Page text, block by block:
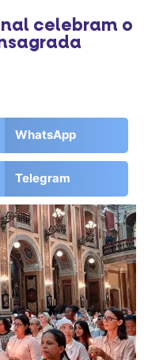
celebram o
WhatsApp
Telegram